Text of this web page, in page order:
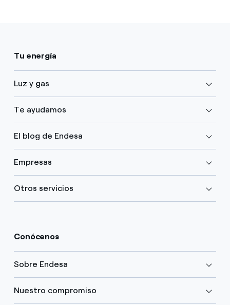
Tu energía
Luz y gas
Te ayudamos
El blog de Endesa
Empresas
Otros servicios
Conócenos
Sobre Endesa
Nuestro compromiso